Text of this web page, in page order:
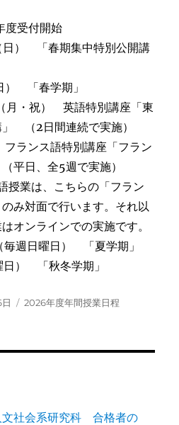
受付開始
） 「春期集中特別公開講
） 「春学期」
月・祝） 英語特別講座「東
（2日間連続で実施）
ランス語特別講座「フラン
平日、全5週で実施）
授業は、こちらの「フラン
み対面で行います。それ以
オンラインでの実施です。
毎週日曜日） 「夏学期」
日） 「秋冬学期」
カ
2026年度年間授業日程
社会系研究科 合格者の